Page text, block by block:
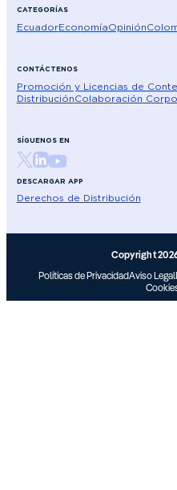
CATEGORÍAS
EcuadorEconomíaOpinión
CONTÁCTENOS
Promoción y Licencias de
DistribuciónColaboración
SÍGUENOS EN
DESCARGAR APP
Derechos de Distribución
Copyright
Políticas de PrivacidadAviso Legal